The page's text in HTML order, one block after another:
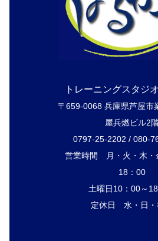
トレーニングスタジ
〒659-0068 兵庫県芦屋市
屋兵燃ビル2
0797-25-2202 / 080-
営業時間 月・火・木・
18：00
土曜日10：00～
定休日 水・日・